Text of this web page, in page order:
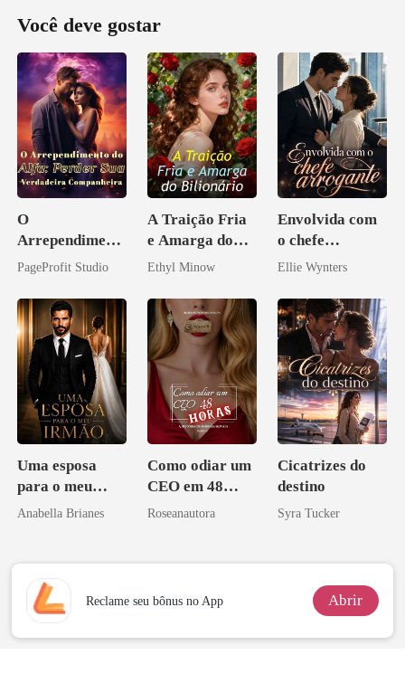
Você deve gostar
O
Arrependiment
o do Alfa:
Verdadeira
Companheira
PageProfit Studio
A Traição Fria
e Amarga do
Bilionário
Ethyl Minow
Envolvida com
o chefe
arrogante
Ellie Wynters
Uma esposa
para o meu
irmão
Anabella Brianes
Como odiar um
CEO em 48
horas
Roseanautora
Cicatrizes do
destino
Syra Tucker
Reclame seu bônus no App Abrir